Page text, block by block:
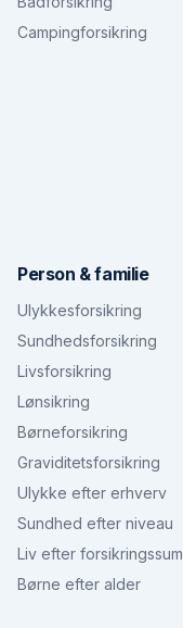
Campingforsikring
Person & familie
Ulykkesforsikring
Sundhedsforsikring
Livsforsikring
Lønsikring
Børneforsikring
Graviditetsforsikring
Ulykke efter erhverv
Sundhed efter niveau
Liv efter forsikringssum
Børne efter alder